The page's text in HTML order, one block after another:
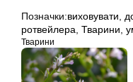
Позначки:виховувати
ротвейлера Тварини
Тварини